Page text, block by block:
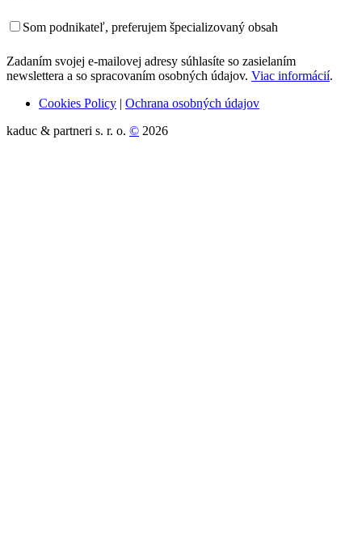
Som podnikateľ, preferujem špecializovaný obsah
Zadaním svojej e-mailovej adresy súhlasíte so zasielaním
newslettera a so spracovaním osobných údajov. Viac informácií.
Cookies Policy | Ochrana osobných údajov
kaduc & partneri s. r. o. © 2026